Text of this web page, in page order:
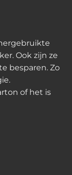
Ook zijn ze
besparen. Zo
of het is